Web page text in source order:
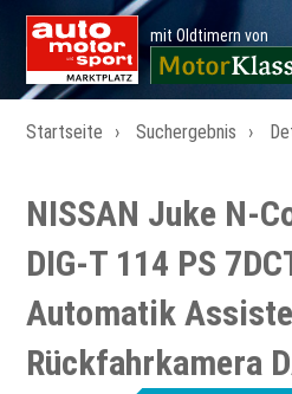
mit Oldtimern von
Startseite Suchergebnis
NISSAN Juke N-
DIG-T 114 PS
Automatik
Rückfahrkamera